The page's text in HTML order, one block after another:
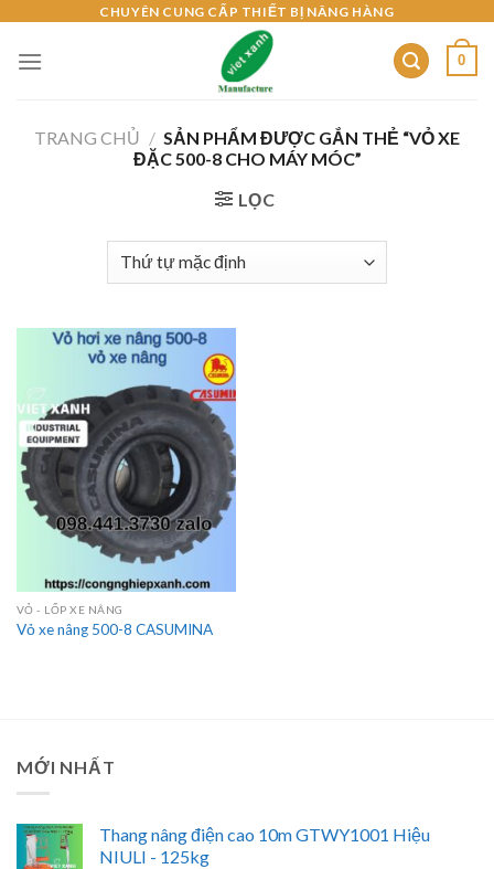
content
CHUYÊN CUNG CẤP THIẾT BỊ NÂNG HÀNG
0
TRANG CHỦ / SẢN PHẨM ĐƯỢC GẮN THẺ “VỎ XE
ĐẶC 500-8 CHO MÁY MÓC”
LỌC
VỎ - LỐP XE NÂNG
Vỏ xe nâng 500-8 CASUMINA
MỚI NHẤT
Thang nâng điện cao 10m GTWY1001 Hiệu
NIULI - 125kg